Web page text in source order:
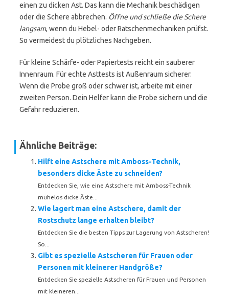
einen zu dicken Ast. Das kann die Mechanik beschädigen
oder die Schere abbrechen. Öffne und schließe die Schere
langsam, wenn du Hebel- oder Ratschenmechaniken prüfst.
So vermeidest du plötzliches Nachgeben.
Für kleine Schärfe- oder Papiertests reicht ein sauberer
Innenraum. Für echte Asttests ist Außenraum sicherer.
Wenn die Probe groß oder schwer ist, arbeite mit einer
zweiten Person. Dein Helfer kann die Probe sichern und die
Gefahr reduzieren.
Ähnliche Beiträge:
Hilft eine Astschere mit Amboss-Technik,
besonders dicke Äste zu schneiden?
Entdecken Sie, wie eine Astschere mit Amboss-Technik
mühelos dicke Äste...
Wie lagert man eine Astschere, damit der
Rostschutz lange erhalten bleibt?
Entdecken Sie die besten Tipps zur Lagerung von Astscheren!
So...
Gibt es spezielle Astscheren für Frauen oder
Personen mit kleinerer Handgröße?
Entdecken Sie spezielle Astscheren für Frauen und Personen
mit kleineren...